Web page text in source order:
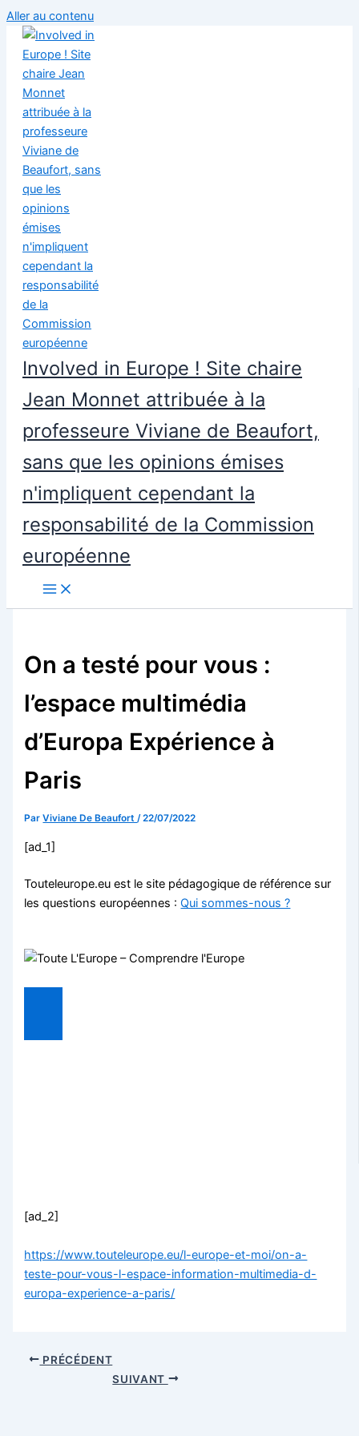
Aller au contenu
Involved in Europe ! Site chaire
Jean Monnet attribuée à la
professeure Viviane de Beaufort,
sans que les opinions émises
n'impliquent cependant la
responsabilité de la Commission
européenne
On a testé pour vous :
l’espace multimédia
d’Europa Expérience à
Paris
ParViviane De Beaufort/22/07/2022
[ad_1]
Touteleurope.eu est le site pédagogique de référence sur
les questions européennes :Qui sommes-nous ?
[ad_2]
https://www.touteleurope.eu/l-europe-et-moi/on-a-
teste-pour-vous-l-espace-information-multimedia-d-
europa-experience-a-paris/
PRÉCÉDENT
SUIVANT